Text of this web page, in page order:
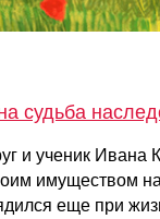
судьба
и ученик Ивана
имуществом
еще при